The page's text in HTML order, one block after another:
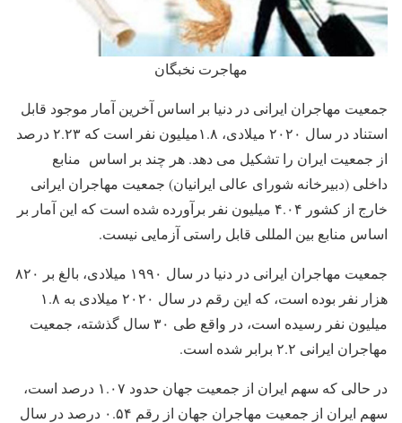
مهاجرت نخبگان
جمعیت مهاجران ایرانی در دنیا بر اساس آخرین آمار موجود قابل
استناد در سال ۲۰۲۰ میلادی، ۱.۸میلیون نفر است که ۲.۲۳ درصد
از جمعیت ایران را تشکیل می دهد. هر چند بر اساس منابع
داخلی (دبیرخانه شورای عالی ایرانیان) جمعیت مهاجران ایرانی
خارج از کشور ۴.۰۴ میلیون نفر برآورده شده است که این آمار بر
اساس منابع بین المللی قابل راستی آزمایی نیست.
جمعیت مهاجران ایرانی در دنیا در سال ۱۹۹۰ میلادی، بالغ بر ۸۲۰
هزار نفر بوده است، که این رقم در سال ۲۰۲۰ میلادی به ۱.۸
میلیون نفر رسیده است، ‌در واقع طی ۳۰ سال گذشته، جمعیت
مهاجران ایرانی ۲.۲ برابر شده است.
در حالی که سهم ایران از جمعیت جهان حدود ۱.۰۷ درصد است،
سهم ایران از جمعیت مهاجران جهان از رقم ۰.۵۴ درصد در سال